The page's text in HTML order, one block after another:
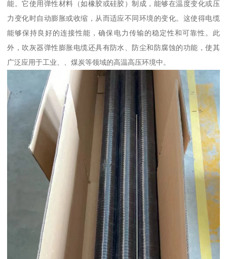
能。它使用弹性材料（如橡胶或硅胶）制成，能够在温度变化或压
力变化时自动膨胀或收缩，从而适应不同环境的变化。这使得电缆
能够保持良好的连接性能，确保电力传输的稳定性和可靠性。此
外，吹灰器弹性膨胀电缆还具有防水、防尘和防腐蚀的功能，使其
广泛应用于工业、、煤炭等领域的高温高压环境中。